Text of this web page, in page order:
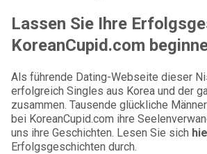
Lassen Sie Ihre
KoreanCupid.com
Als führende Dating-Webseite dieser
erfolgreich Singles aus Korea und der
zusammen. Tausende glückliche
bei KoreanCupid.com ihre
uns ihre Geschichten. Lesen Sie sich
Erfolgsgeschichten durch.